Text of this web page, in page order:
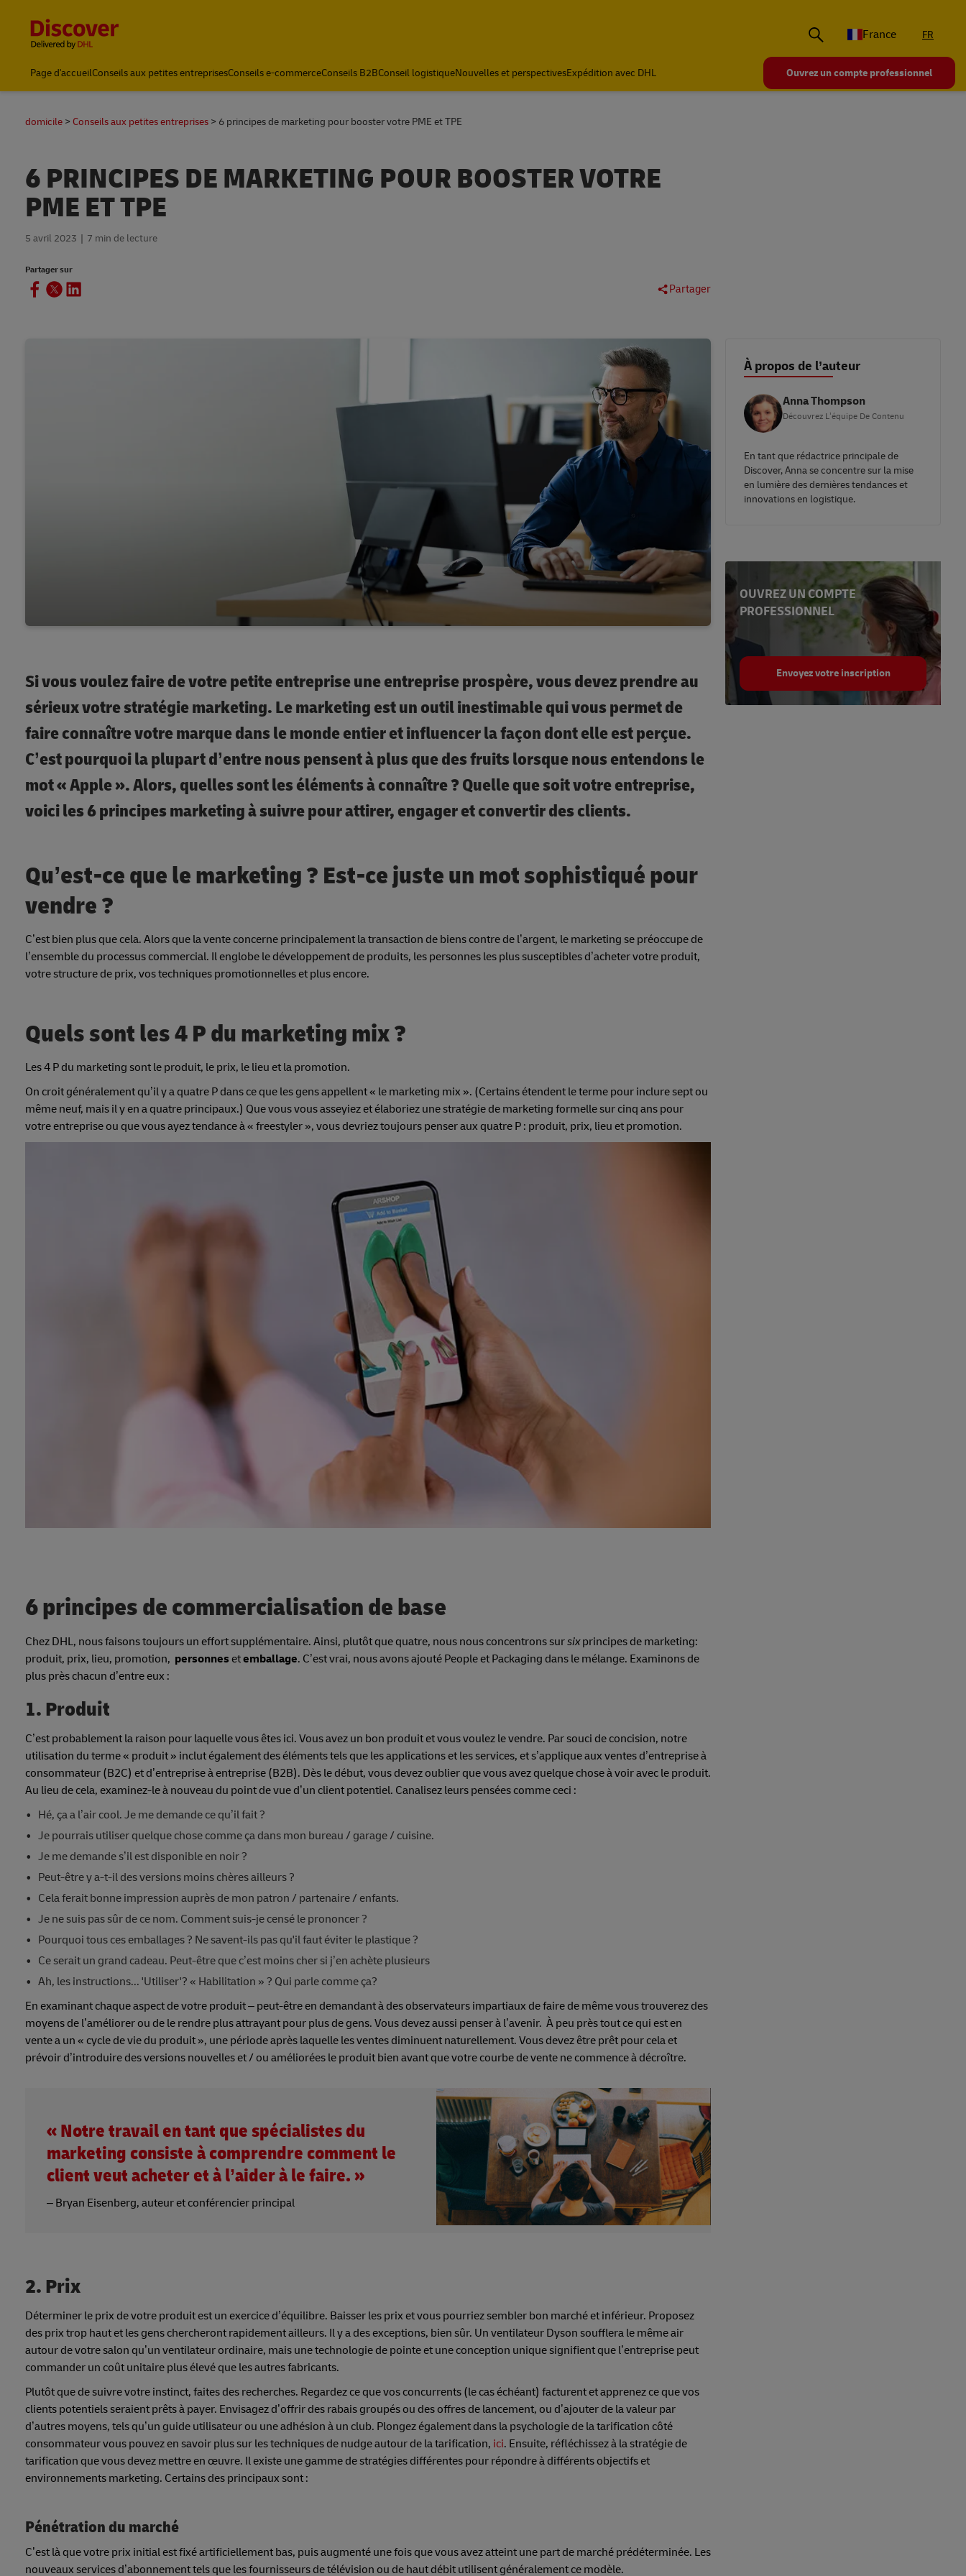
France
FR
Page d'accueilConseils aux petites entreprisesConseils e-commerceConseils B2BConseil logistiqueNouvelles et perspectivesExpédition avec DHL Ouvrez un compte professionnel
domicile Conseils aux petites entreprises 6 principes de marketing pour booster votre PME et TPE
6 PRINCIPES DE MARKETING POUR BOOSTER VOTRE
PME ET TPE
5 avril 2023 7 min de lecture
Partager sur
Partager
Si vous voulez faire de votre petite entreprise une entreprise prospère, vous devez prendre au
sérieux votre stratégie marketing. Le marketing est un outil inestimable qui vous permet de
faire connaître votre marque dans le monde entier et influencer la façon dont elle est perçue.
C’est pourquoi la plupart d’entre nous pensent à plus que des fruits lorsque nous entendons le
mot « Apple ». Alors, quelles sont les éléments à connaître ? Quelle que soit votre entreprise,
voici les 6 principes marketing à suivre pour attirer, engager et convertir des clients.
Qu’est-ce que le marketing ? Est-ce juste un mot sophistiqué pour
vendre ?
C’est bien plus que cela. Alors que la vente concerne principalement la transaction de biens contre de l’argent, le marketing se préoccupe de
l’ensemble du processus commercial. Il englobe le développement de produits, les personnes les plus susceptibles d’acheter votre produit,
votre structure de prix, vos techniques promotionnelles et plus encore.
Quels sont les 4 P du marketing mix ?
Les 4 P du marketing sont le produit, le prix, le lieu et la promotion.
On croit généralement qu’il y a quatre P dans ce que les gens appellent « le marketing mix ». (Certains étendent le terme pour inclure sept ou
même neuf, mais il y en a quatre principaux.) Que vous vous asseyiez et élaboriez une stratégie de marketing formelle sur cinq ans pour
votre entreprise ou que vous ayez tendance à « freestyler », vous devriez toujours penser aux quatre P : produit, prix, lieu et promotion.
6 principes de commercialisation de base
Chez DHL, nous faisons toujours un effort supplémentaire. Ainsi, plutôt que quatre, nous nous concentrons sursixprincipes de marketing:
produit, prix, lieu, promotion, personnes etemballage. C’est vrai, nous avons ajouté People et Packaging dans le mélange. Examinons de
plus près chacun d’entre eux :
1. Produit
C’est probablement la raison pour laquelle vous êtes ici. Vous avez un bon produit et vous voulez le vendre. Par souci de concision, notre
utilisation du terme « produit » inclut également des éléments tels que les applications et les services, et s’applique aux ventes d’entreprise à
consommateur (B2C) et d’entreprise à entreprise (B2B). Dès le début, vous devez oublier que vous avez quelque chose à voir avec le produit.
Au lieu de cela, examinez-le à nouveau du point de vue d’un client potentiel. Canalisez leurs pensées comme ceci :
Hé, ça a l’air cool. Je me demande ce qu’il fait ?
Je pourrais utiliser quelque chose comme ça dans mon bureau / garage / cuisine.
Je me demande s’il est disponible en noir ?
Peut-être y a-t-il des versions moins chères ailleurs ?
Cela ferait bonne impression auprès de mon patron / partenaire / enfants.
Je ne suis pas sûr de ce nom. Comment suis-je censé le prononcer ?
Pourquoi tous ces emballages ? Ne savent-ils pas qu'il faut éviter le plastique ?
Ce serait un grand cadeau. Peut-être que c’est moins cher si j’en achète plusieurs
Ah, les instructions... 'Utiliser'? « Habilitation » ? Qui parle comme ça?
En examinant chaque aspect de votre produit – peut-être en demandant à des observateurs impartiaux de faire de même vous trouverez des
moyens de l’améliorer ou de le rendre plus attrayant pour plus de gens. Vous devez aussi penser à l’avenir. À peu près tout ce qui est en
vente a un « cycle de vie du produit », une période après laquelle les ventes diminuent naturellement. Vous devez être prêt pour cela et
prévoir d’introduire des versions nouvelles et / ou améliorées le produit bien avant que votre courbe de vente ne commence à décroître.
« Notre travail en tant que spécialistes du
marketing consiste à comprendre comment le
client veut acheter et à l’aider à le faire. »
– Bryan Eisenberg, auteur et conférencier principal
2. Prix
Déterminer le prix de votre produit est un exercice d’équilibre. Baisser les prix et vous pourriez sembler bon marché et inférieur. Proposez
des prix trop haut et les gens chercheront rapidement ailleurs. Il y a des exceptions, bien sûr. Un ventilateur Dyson soufflera le même air
autour de votre salon qu’un ventilateur ordinaire, mais une technologie de pointe et une conception unique signifient que l’entreprise peut
commander un coût unitaire plus élevé que les autres fabricants.
Plutôt que de suivre votre instinct, faites des recherches. Regardez ce que vos concurrents (le cas échéant) facturent et apprenez ce que vos
clients potentiels seraient prêts à payer. Envisagez d’offrir des rabais groupés ou des offres de lancement, ou d’ajouter de la valeur par
d’autres moyens, tels qu’un guide utilisateur ou une adhésion à un club. Plongez également dans la psychologie de la tarification côté
consommateur vous pouvez en savoir plus sur les techniques de nudge autour de la tarification, ici. Ensuite, réfléchissez à la stratégie de
tarification que vous devez mettre en œuvre. Il existe une gamme de stratégies différentes pour répondre à différents objectifs et
environnements marketing. Certains des principaux sont :
Pénétration du marché
C’est là que votre prix initial est fixé artificiellement bas, puis augmenté une fois que vous avez atteint une part de marché prédéterminée. Les
nouveaux services d’abonnement tels que les fournisseurs de télévision ou de haut débit utilisent généralement ce modèle.
À propos de l’auteur
Anna Thompson
Découvrez L’équipe De Contenu
En tant que rédactrice principale de
Discover, Anna se concentre sur la mise
en lumière des dernières tendances et
innovations en logistique.
OUVREZ UN COMPTE
PROFESSIONNEL
Envoyez votre inscription